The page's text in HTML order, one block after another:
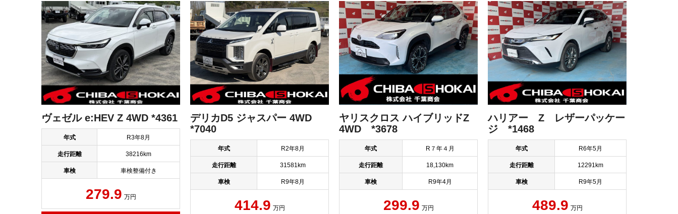
ヴェゼル e:HEV Z 4WD *4361
年式 R3年8月
走行距離 38216km
車検 車検整備付き
279.9 万円
デリカD5 ジャスパー 4WD
*7040
年式 R2年8月
走行距離 31581km
車検 R9年8月
414.9 万円
ヤリスクロス ハイブリッドZ
4WD *3678
年式 R７年４月
走行距離 18,130km
車検 R9年4月
299.9 万円
ハリアー Z レザーパッケー
ジ *1468
年式 R6年5月
走行距離 12291km
車検 R9年5月
489.9 万円